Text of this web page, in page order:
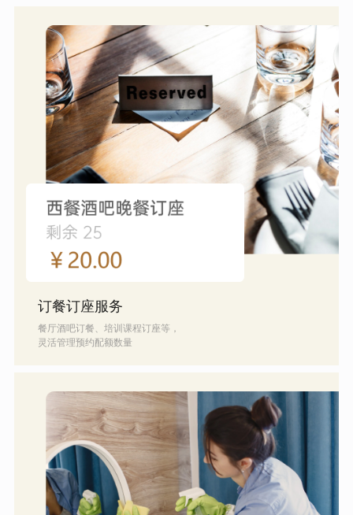
订餐订座服务
餐厅酒吧订餐、培训课程订座等，
灵活管理预约配额数量